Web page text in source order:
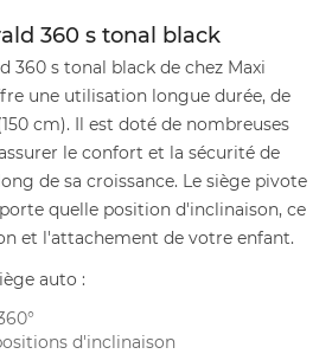
360 s tonal black
360 s tonal black de chez Maxi
une utilisation longue durée, de
cm). Il est doté de nombreuses
le confort et la sécurité de
de sa croissance. Le siège pivote
quelle position d'inclinaison, ce
et l'attachement de votre enfant.
auto :
d'inclinaison